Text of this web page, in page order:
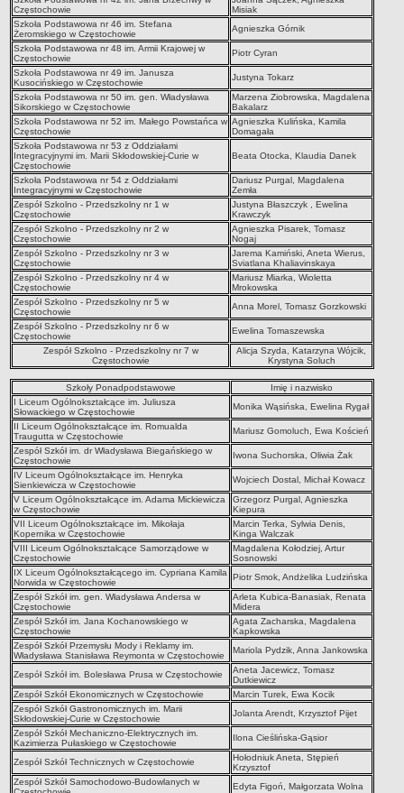
Częstochowie
Misiak
Szkoła Podstawowa nr 46 im. Stefana
Żeromskiego w Częstochowie
Agnieszka Górnik
Szkoła Podstawowa nr 48 im. Armii Krajowej w
Częstochowie
Piotr Cyran
Szkoła Podstawowa nr 49 im. Janusza
Kusocińskiego w Częstochowie
Justyna Tokarz
Szkoła Podstawowa nr 50 im. gen. Władysława
Sikorskiego w Częstochowie
Marzena Ziobrowska, Magdalena
Bakalarz
Szkoła Podstawowa nr 52 im. Małego Powstańca w
Częstochowie
Agnieszka Kulińska, Kamila
Domagała
Szkoła Podstawowa nr 53 z Oddziałami
Integracyjnymi im. Marii Skłodowskiej-Curie w
Częstochowie
Beata Otocka, Klaudia Danek
Szkoła Podstawowa nr 54 z Oddziałami
Integracyjnymi w Częstochowie
Dariusz Purgal, Magdalena
Zemła
Zespół Szkolno - Przedszkolny nr 1 w
Częstochowie
Justyna Błaszczyk , Ewelina
Krawczyk
Zespół Szkolno - Przedszkolny nr 2 w
Częstochowie
Agnieszka Pisarek, Tomasz
Nogaj
Zespół Szkolno - Przedszkolny nr 3 w
Częstochowie
Jarema Kamiński, Aneta Wierus,
Sviatlana Khaliavinskaya
Zespół Szkolno - Przedszkolny nr 4 w
Częstochowie
Mariusz Miarka, Wioletta
Mrokowska
Zespół Szkolno - Przedszkolny nr 5 w
Częstochowie
Anna Morel, Tomasz Gorzkowski
Zespół Szkolno - Przedszkolny nr 6 w
Częstochowie
Ewelina Tomaszewska
Zespół Szkolno - Przedszkolny nr 7 w
Częstochowie
Alicja Szyda, Katarzyna Wójcik,
Krystyna Soluch
Szkoły Ponadpodstawowe
Imię i nazwisko
I Liceum Ogólnokształcące im. Juliusza
Słowackiego w Częstochowie
Monika Wąsińska, Ewelina Rygał
II Liceum Ogólnokształcące im. Romualda
Traugutta w Częstochowie
Mariusz Gomoluch, Ewa Koścień
Zespół Szkół im. dr Władysława Biegańskiego w
Częstochowie
Iwona Suchorska, Oliwia Żak
IV Liceum Ogólnokształcące im. Henryka
Sienkiewicza w Częstochowie
Wojciech Dostal, Michał Kowacz
V Liceum Ogólnokształcące im. Adama Mickiewicza
w Częstochowie
Grzegorz Purgal, Agnieszka
Kiepura
VII Liceum Ogólnokształcące im. Mikołaja
Kopernika w Częstochowie
Marcin Terka, Sylwia Denis,
Kinga Walczak
VIII Liceum Ogólnokształcące Samorządowe w
Częstochowie
Magdalena Kołodziej, Artur
Sosnowski
IX Liceum Ogólnokształcącego im. Cypriana Kamila
Norwida w Częstochowie
Piotr Smok, Andżelika Ludzińska
Zespół Szkół im. gen. Władysława Andersa w
Częstochowie
Arleta Kubica-Banasiak, Renata
Midera
Zespół Szkół im. Jana Kochanowskiego w
Częstochowie
Agata Zacharska, Magdalena
Kapkowska
Zespół Szkół Przemysłu Mody i Reklamy im.
Władysława Stanisława Reymonta w Częstochowie
Mariola Pydzik, Anna Jankowska
Zespół Szkół im. Bolesława Prusa w Częstochowie
Aneta Jacewicz, Tomasz
Dutkiewicz
Zespół Szkół Ekonomicznych w Częstochowie
Marcin Turek, Ewa Kocik
Zespół Szkół Gastronomicznych im. Marii
Skłodowskiej-Curie w Częstochowie
Jolanta Arendt, Krzysztof Pijet
Zespół Szkół Mechaniczno-Elektrycznych im.
Kazimierza Pułaskiego w Częstochowie
Ilona Cieślińska-Gąsior
Zespół Szkół Technicznych w Częstochowie
Hołodniuk Aneta, Stępień
Krzysztof
Zespół Szkół Samochodowo-Budowlanych w
Edyta Figoń, Małgorzata Wolna